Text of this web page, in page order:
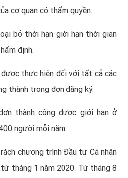
cơ quan có thẩm quyền.
bỏ thời hạn giới hạn thời gian
định.
được thực hiện đối với tất cả các
thành trong đơn đăng ký.
thành công được giới hạn ở
người mỗi năm
chương trình Đầu tư Cá nhân
tháng 1 năm 2020. Từ tháng 8